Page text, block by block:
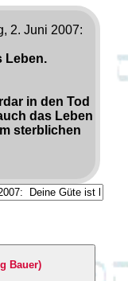
2. Juni 2007:
Leben.
in den Tod
das Leben
sterblichen
Bauer)